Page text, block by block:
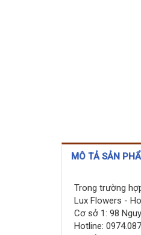
MÔ TẢ SẢN
Trong trường
Lux Flowers -
Cơ sở 1: 98
Hotline: